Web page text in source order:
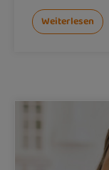
Weiterlesen